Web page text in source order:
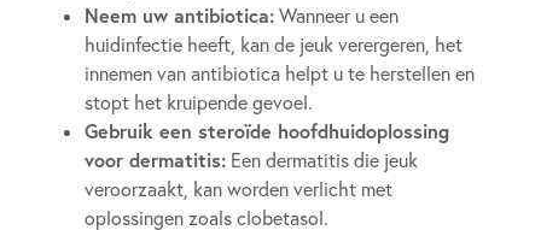
Neem uw antibiotica: Wanneer u een
huidinfectie heeft, kan de jeuk verergeren, het
innemen van antibiotica helpt u te herstellen en
stopt het kruipende gevoel.
Gebruik een steroïde hoofdhuidoplossing
voor dermatitis: Een dermatitis die jeuk
veroorzaakt, kan worden verlicht met
oplossingen zoals clobetasol.